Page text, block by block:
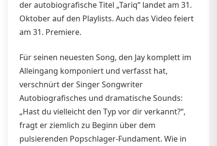
der autobiografische Titel „Tariq“ landet am 31.
Oktober auf den Playlists. Auch das Video feiert
am 31. Premiere.
Für seinen neuesten Song, den Jay komplett im
Alleingang komponiert und verfasst hat,
verschnürt der Singer Songwriter
Autobiografisches und dramatische Sounds:
„Hast du vielleicht den Typ vor dir verkannt?“,
fragt er ziemlich zu Beginn über dem
pulsierenden Popschlager-Fundament. Wie in